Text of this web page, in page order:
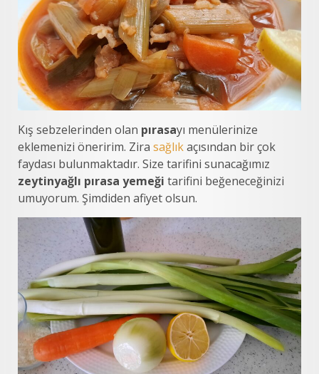
Kış sebzelerinden olan pırasayı menülerinize
eklemenizi öneririm. Zira sağlıkaçısından bir çok
faydası bulunmaktadır. Size tarifini sunacağımız
zeytinyağlı pırasa yemeği tarifini beğeneceğinizi
umuyorum. Şimdiden afiyet olsun.